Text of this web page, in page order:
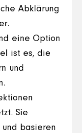
Abklärung
eine Option
ist es, die
und
Sie
basieren